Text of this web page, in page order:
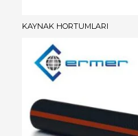
KAYNAK HORTUMLARI